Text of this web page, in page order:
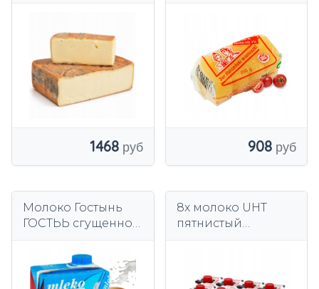
СЛИВОЧНЫЙ,
АРОМАТНЫЙ, ок.
250 г
1468 908
Молоко Гостынь
ГОСТЬЬ сгущенное
8x молоко UHT
пятнистый